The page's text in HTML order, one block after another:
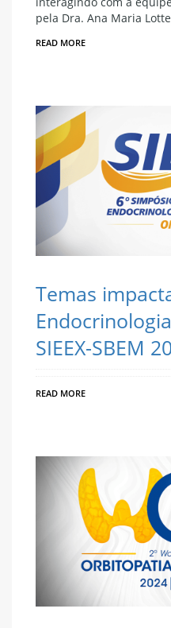
pela Dra. Ana Maria
READ MORE
Temas
SIEEX-SBEM
READ MORE